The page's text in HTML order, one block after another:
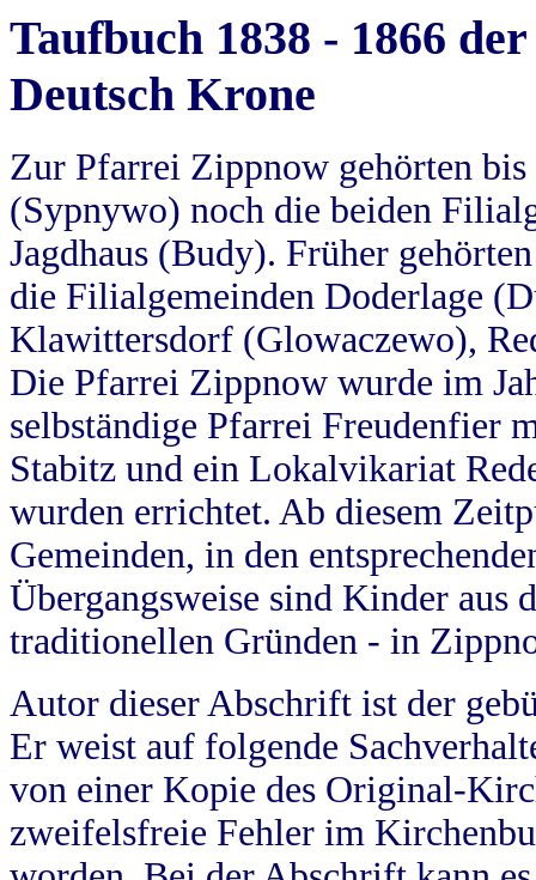
Taufbuch 1838 - 1866
Deutsch Krone
Zur Pfarrei Zippnow gehörten
(Sypnywo) noch die beiden
Jagdhaus (Budy). Früher
die Filialgemeinden Doderlage
Klawittersdorf (Glowaczewo),
Die Pfarrei Zippnow wurde im
selbständige Pfarrei Freudenfier
Stabitz und ein Lokalvikariat
wurden errichtet. Ab diesem
Gemeinden, in den
Übergangsweise sind Kinder aus
traditionellen Gründen - in
Autor dieser Abschrift ist der
Er weist auf folgende
von einer Kopie des Original-
zweifelsfreie Fehler im